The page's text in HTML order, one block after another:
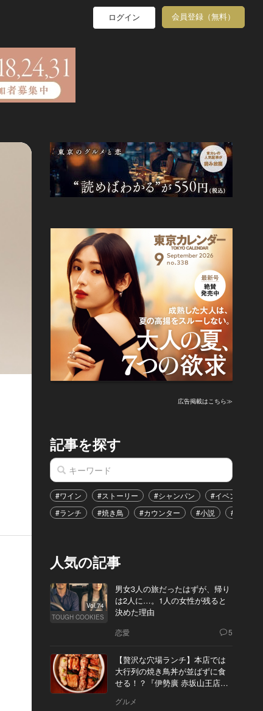
ログイン 会員登録（無料）
広告掲載はこちら≫
記事を探す
#ワイン #ストーリー #シャンパン #イベント
#ランチ
#焼き鳥 #カウンター #小説 #恋愛
人気の記事
Vol.74
TOUGH COOKIES
男女3人の旅だったはずが、帰り
は2人に…。1人の女性が残ると
決めた理由
恋愛 5
【贅沢な穴場ランチ】本店では
大行列の焼き鳥丼が並ばずに食
せる！？『伊勢廣 赤坂山王店』
グルメ